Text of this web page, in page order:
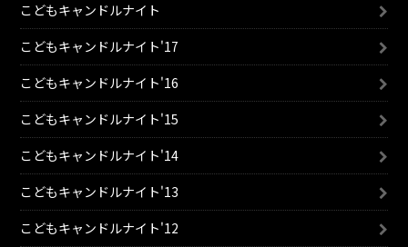
こどもキャンドルナイト
こどもキャンドルナイト'17
こどもキャンドルナイト'16
こどもキャンドルナイト'15
こどもキャンドルナイト'14
こどもキャンドルナイト'13
こどもキャンドルナイト'12